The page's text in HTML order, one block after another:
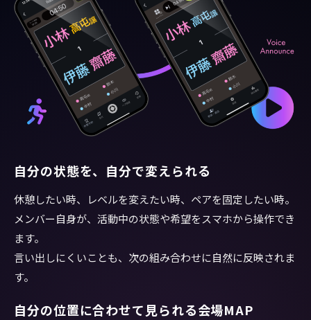
自分の状態を、自分で変えられる
休憩したい時、レベルを変えたい時、ペアを固定したい時。
メンバー自身が、活動中の状態や希望をスマホから操作でき
ます。
言い出しにくいことも、次の組み合わせに自然に反映されま
す。
自分の位置に合わせて見られる会場MAP